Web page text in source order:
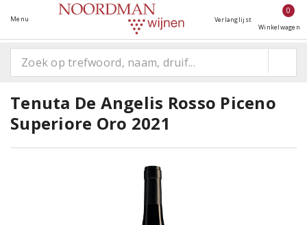
Menu Verlanglijst
0
Winkelwagen
Tenuta De Angelis Rosso Piceno
Superiore Oro 2021